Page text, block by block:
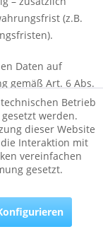
(z.B.
Daten auf
gemäß Art. 6 Abs.
gespeichert, bis der
für Daten, die im
nach Ablauf
sofern sie
Betrieb
werden.
dieser Website
Interaktion mit
vereinfachen
gesetzt.